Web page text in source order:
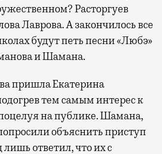
Расторгуев
Лаврова. А закончилось все
будут петь песни «Любэ»
и Шамана.
пришла Екатерина
тем самым интерес к
на публике. Шамана,
объяснить приступ
ответил, что их с